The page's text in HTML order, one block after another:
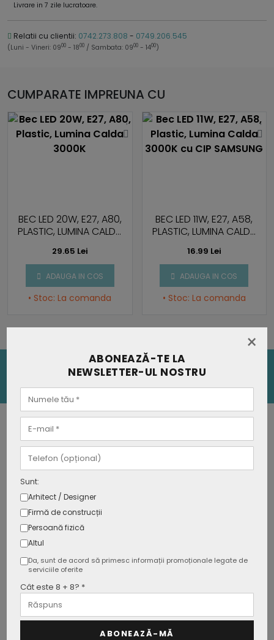
Livrare in 7 zile lucratoare.
Relatii cu clientii: 0742.273.808 - 0749.206.545
(Luni - Vineri: 0900 - 1800 / Sambata: 0900 - 1400)
CUMPARATE IMPREUNA CU
BEC LED 20W, E27, A80,
PLASTIC, LUMINA CALDA
29.65 Lei
ADAUGA IN COS
• Stoc: La comanda
BEC LED 11W, E27, A58,
PLASTIC, LUMINA CALDA
SAMSUNG
16.99 Lei
ADAUGA IN COS
• Stoc: La comanda
Specificatii tehnice
Detalii produs
Descarca materiale
Tip soclu E27
Putere
Voltaj
Frecventa
Culoare corp
Conditii de lucru
functionare intre -20°
×
ABONEAZĂ-TE LA
NEWSLETTER-UL NOSTRU
Sunt:
Arhitect / Designer
Firmă de construcții
Persoană fizică
Altul
Da, sunt de acord să primesc informații promoționale legate de
serviciile oferite
Cât este 8 + 8? *
ABONEAZĂ-MĂ